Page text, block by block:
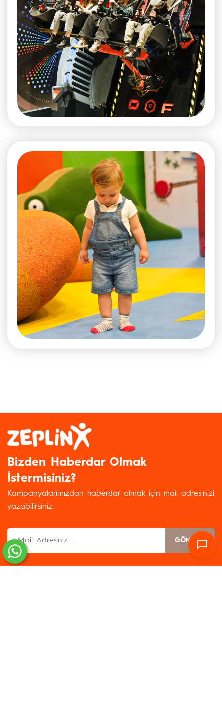
Bizden Haberdar Olmak
İstermisiniz?
Kampanyalarımızdan haberdar olmak için mail adresinizi
yazabilirsiniz.
GÖNDER